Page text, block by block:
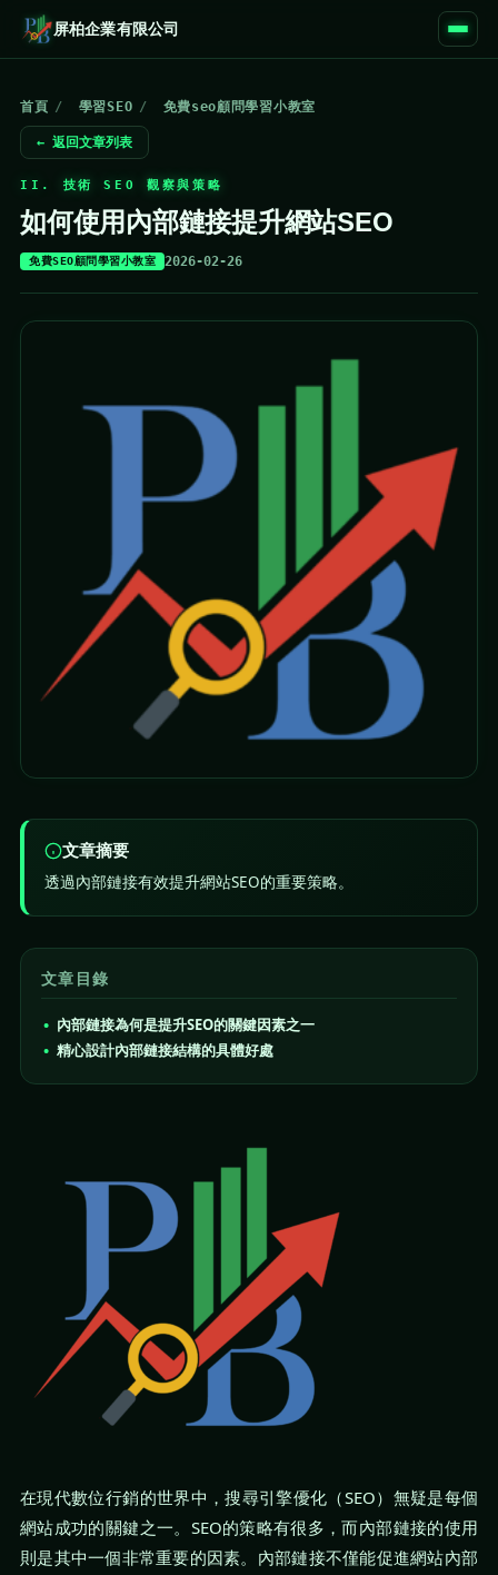
屏柏企業有限公司
首頁 / 學習SEO / 免費seo顧問學習小教室
← 返回文章列表
II. 技術 SEO 觀察與策略
如何使用內部鏈接提升網站SEO
免費SEO顧問學習小教室 2026-02-26
文章摘要
透過內部鏈接有效提升網站SEO的重要策略。
文章目錄
內部鏈接為何是提升SEO的關鍵因素之一
精心設計內部鏈接結構的具體好處
在現代數位行銷的世界中，搜尋引擎優化（SEO）無疑是每個
網站成功的關鍵之一。SEO的策略有很多，而內部鏈接的使用
則是其中一個非常重要的因素。內部鏈接不僅能促進網站內部